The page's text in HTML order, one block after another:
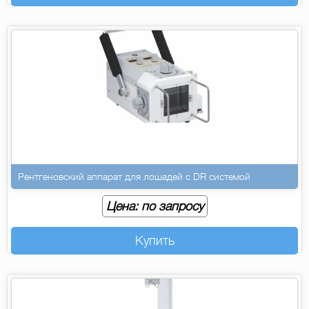
Рентгеновский аппарат для лошадей с DR системой
Цена: по запросу
Купить